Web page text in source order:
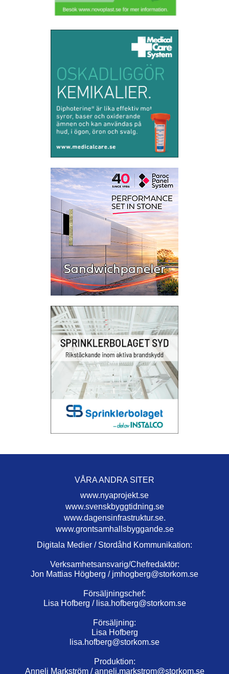
VÅRA ANDRA SITER
www.nyaprojekt.se
www.svenskbyggtidning.se
www.dagensinfrastruktur.se.
www.grontsamhallsbyggande.se
Digitala Medier / Stordåhd Kommunikation:
Verksamhetsansvarig/Chefredaktör:
Jon Mattias Högberg / jmhogberg@storkom.se
Försäljningschef:
Lisa Hofberg / lisa.hofberg@storkom.se
Försäljning:
Lisa Hofberg
lisa.hofberg@storkom.se
Produktion:
Anneli Markström /anneli.markstrom@storkom.se